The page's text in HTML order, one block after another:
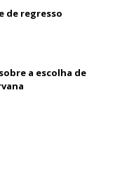
de regresso
a escolha de